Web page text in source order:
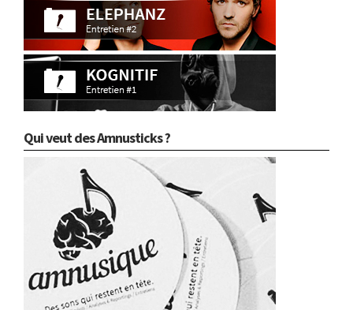
Qui veut des Amnusticks ?